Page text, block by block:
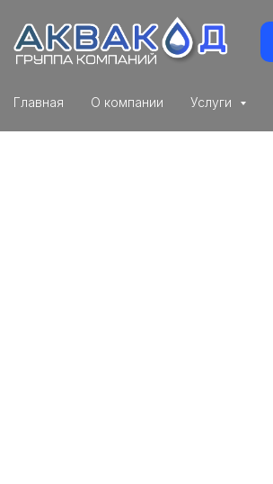
Главная О компании Услуги